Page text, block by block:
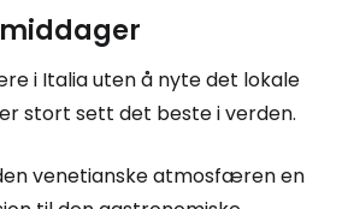
i Italia uten å nyte det lokale
stort sett det beste i verden.
venetianske atmosfæren en